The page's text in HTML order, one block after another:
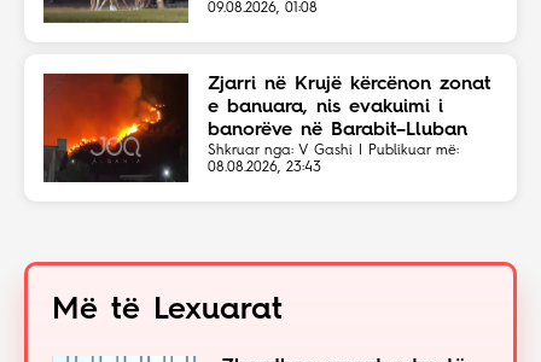
09.08.2026, 01:08
Zjarri në Krujë kërcënon zonat
e banuara, nis evakuimi i
banorëve në Barabit–Lluban
Shkruar nga: V Gashi | Publikuar më:
08.08.2026, 23:43
Më të Lexuarat